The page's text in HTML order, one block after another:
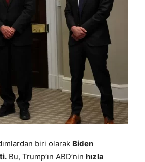
biri olarak Biden
Bu, Trump’ın ABD’nin hızla